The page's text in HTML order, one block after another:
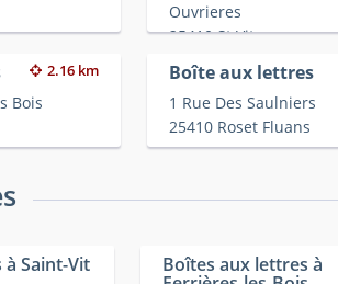
Ouvrieres
25410 St Vit
2.16 km
Bois
Boîte aux lettres
1 Rue Des Saulniers
25410 Roset Fluans
Saint-Vit Boîtes aux lettres à